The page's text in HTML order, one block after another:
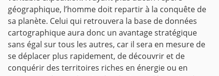
géographique, l’homme doit repartir à la conquête de
sa planète. Celui qui retrouvera la base de données
cartographique aura donc un avantage stratégique
sans égal sur tous les autres, car il sera en mesure de
se déplacer plus rapidement, de découvrir et de
conquérir des territoires riches en énergie ou en